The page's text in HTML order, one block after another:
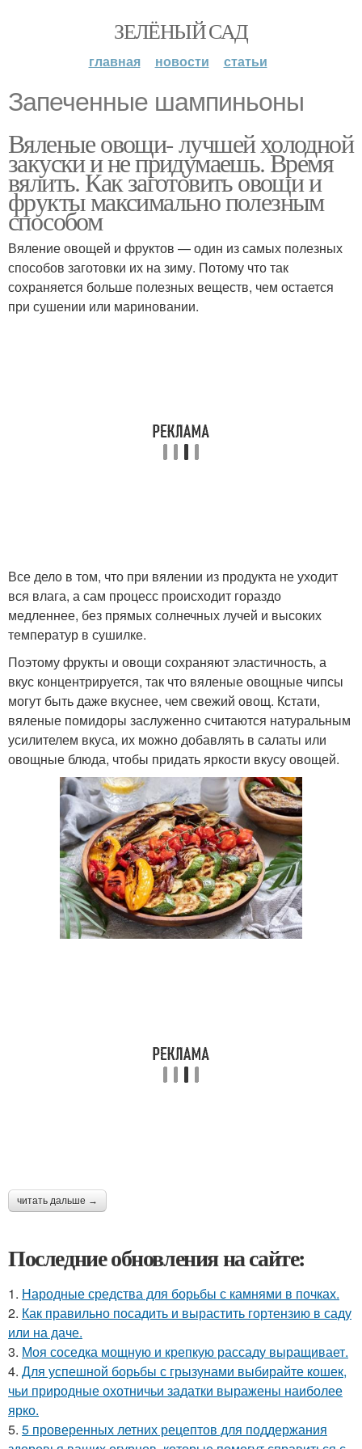
ЗЕЛЁНЫЙ САД
главная новости статьи
Запеченные шампиньоны
Вяленые овощи- лучшей холодной
закуски и не придумаешь. Время
вялить. Как заготовить овощи и
фрукты максимально полезным
способом
Вяление овощей и фруктов — один из самых полезных
способов заготовки их на зиму. Потому что так
сохраняется больше полезных веществ, чем остается
при сушении или мариновании.
Все дело в том, что при вялении из продукта не уходит
вся влага, а сам процесс происходит гораздо
медленнее, без прямых солнечных лучей и высоких
температур в сушилке.
Поэтому фрукты и овощи сохраняют эластичность, а
вкус концентрируется, так что вяленые овощные чипсы
могут быть даже вкуснее, чем свежий овощ. Кстати,
вяленые помидоры заслуженно считаются натуральным
усилителем вкуса, их можно добавлять в салаты или
овощные блюда, чтобы придать яркости вкусу овощей.
читать дальше →
Последние обновления на сайте:
1. Народные средства для борьбы с камнями в почках.
2. Как правильно посадить и вырастить гортензию в саду
или на даче.
3. Моя соседка мощную и крепкую рассаду выращивает.
4. Для успешной борьбы с грызунами выбирайте кошек,
чьи природные охотничьи задатки выражены наиболее
ярко.
5. 5 проверенных летних рецептов для поддержания